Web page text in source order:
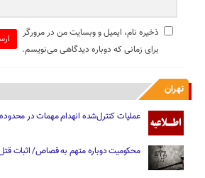
ذخیره نام، ایمیل و وبسایت من در مرورگر
برای زمانی که دوباره دیدگاهی می‌نویسم.
تهران
عملیات کنترل‌شده انهدام مهمات در محدوده
محکومیت دوباره متهم به قصاص/ اثبات قتل